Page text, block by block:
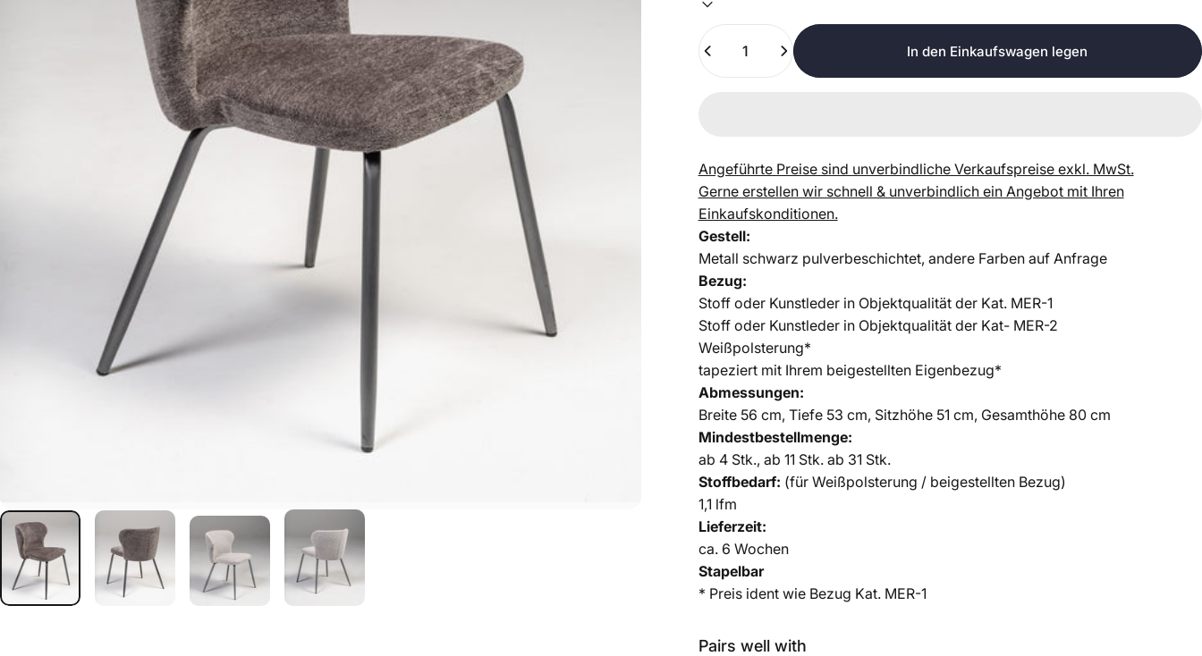
Anzahl
In den Einkaufswagen legen
Angeführte Preise sind unverbindliche Verkaufspreise exkl. MwSt.
Gerne erstellen wir schnell & unverbindlich ein Angebot mit Ihren
Einkaufskonditionen.
Gestell:
Metall schwarz pulverbeschichtet, andere Farben auf Anfrage
Bezug:
Stoff oder Kunstleder in Objektqualität der Kat. MER-1
Stoff oder Kunstleder in Objektqualität der Kat- MER-2
Weißpolsterung*
tapeziert mit Ihrem beigestellten Eigenbezug*
Abmessungen:
Breite 56 cm, Tiefe 53 cm, Sitzhöhe 51 cm, Gesamthöhe 80 cm
Mindestbestellmenge:
ab 4 Stk., ab 11 Stk. ab 31 Stk.
Stoffbedarf: (für Weißpolsterung / beigestellten Bezug)
1,1 lfm
Lieferzeit:
ca. 6 Wochen
Stapelbar
* Preis ident wie Bezug Kat. MER-1
Pairs well with